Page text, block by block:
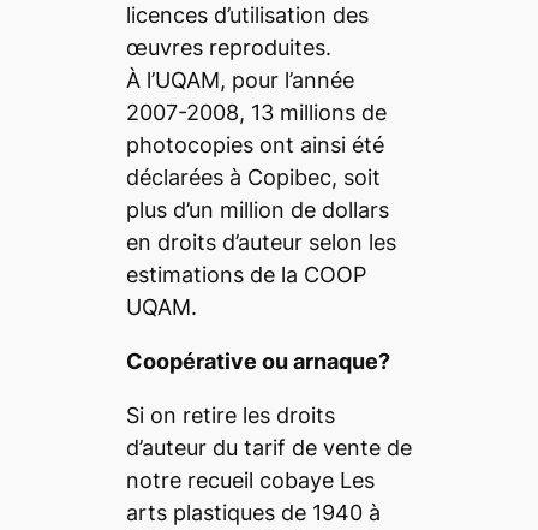
licences d’utilisation des
œuvres reproduites.
À l’UQAM, pour l’année
2007-2008, 13 millions de
photocopies ont ainsi été
déclarées à Copibec, soit
plus d’un million de dollars
en droits d’auteur selon les
estimations de la COOP
UQAM.
Coopérative ou arnaque?
Si on retire les droits
d’auteur du tarif de vente de
notre recueil cobaye Les
arts plastiques de 1940 à